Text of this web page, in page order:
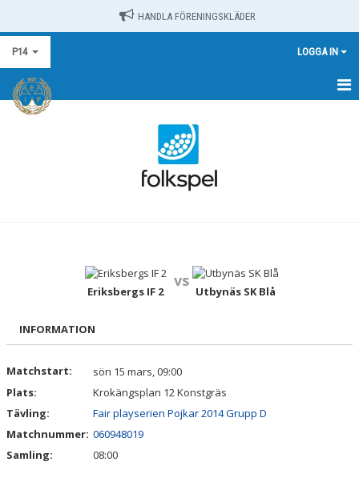
HANDLA FÖRENINGSKLÄDER
P14 LOGGA IN
HEM
DOKUMENT
Eriksbergs IF 2
vs
Utbynäs SK Blå
INFORMATION
Matchstart:
sön 15 mars, 09:00
Plats:
Krokängsplan 12 Konstgräs
Tävling:
Fair playserien Pojkar 2014 Grupp D
Matchnummer: 060948019
Samling:
08:00